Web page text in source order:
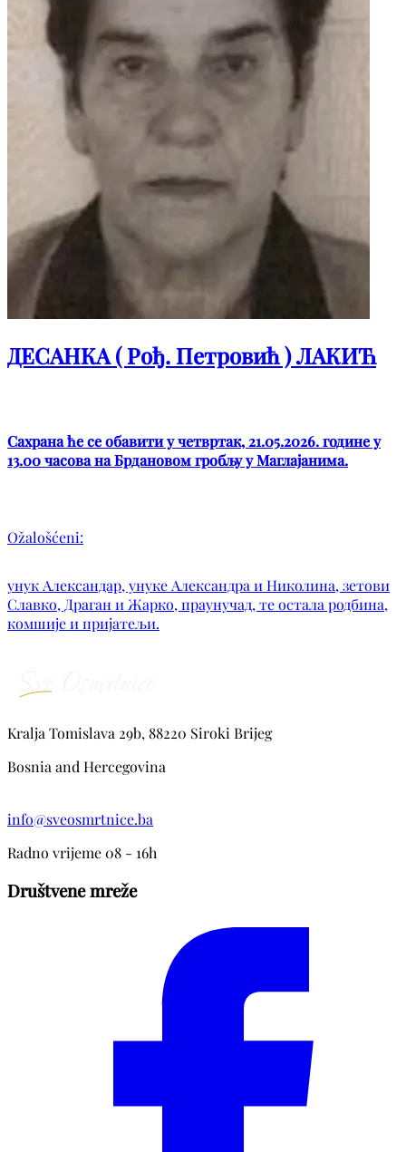
ДЕСАНКА ( Рођ. Петровић ) ЛАКИЋ
Сахрана ће се обавити у четвртак, 21.05.2026. године у
13.00 часова на Брдановом гробљу у Маглајанима.
Ožalošćeni:
унук Александар, унуке Александра и Николина, зетови
Славко, Драган и Жарко, праунучад, те остала родбина,
комшије и пријатељи.
Kralja Tomislava 29b, 88220 Siroki Brijeg
Bosnia and Hercegovina
info@sveosmrtnice.ba
Radno vrijeme 08 - 16h
Društvene mreže